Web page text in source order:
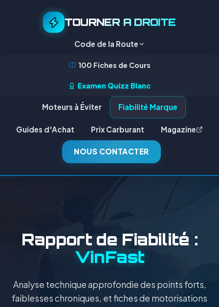
TOURNER A DROITE
Code de la Route
100 Fiches de Cours
Examen Quizz Blanc
Moteurs à Éviter Fiabilité Marque
Guides d'Achat Prix Carburant Magazine
NOUS CONTACTER
Rapport de Fiabilité :
VinFast
Analyse technique approfondie des points forts,
faiblesses chroniques, et fiches de motorisations